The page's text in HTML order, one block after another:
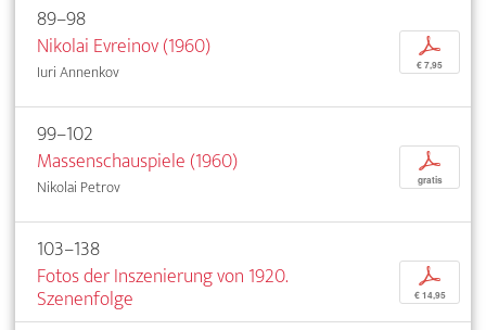
89–98
Nikolai Evreinov (1960)
Iuri Annenkov
p
€ 7,95
99–102
Massenschauspiele (1960)
Nikolai Petrov
p
gratis
103–138
Fotos der Inszenierung von 1920.
Szenenfolge
p
€ 14,95